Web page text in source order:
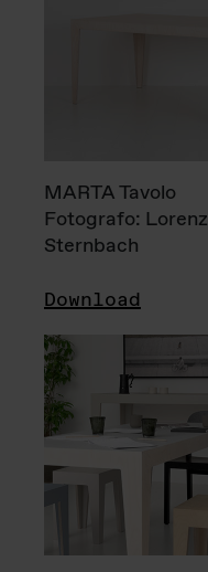
MARTA Tavolo
Fotografo: Lorenz
Sternbach
Download